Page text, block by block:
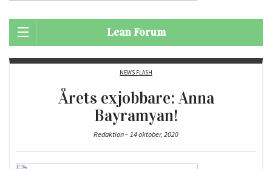
Lean Forum
NEWS FLASH
Årets exjobbare: Anna
Bayramyan!
Redaktion – 14 oktober, 2020